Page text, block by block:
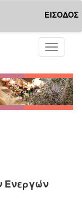
ΕΙΣΟΔΟΣ
Toggle
Ενεργών